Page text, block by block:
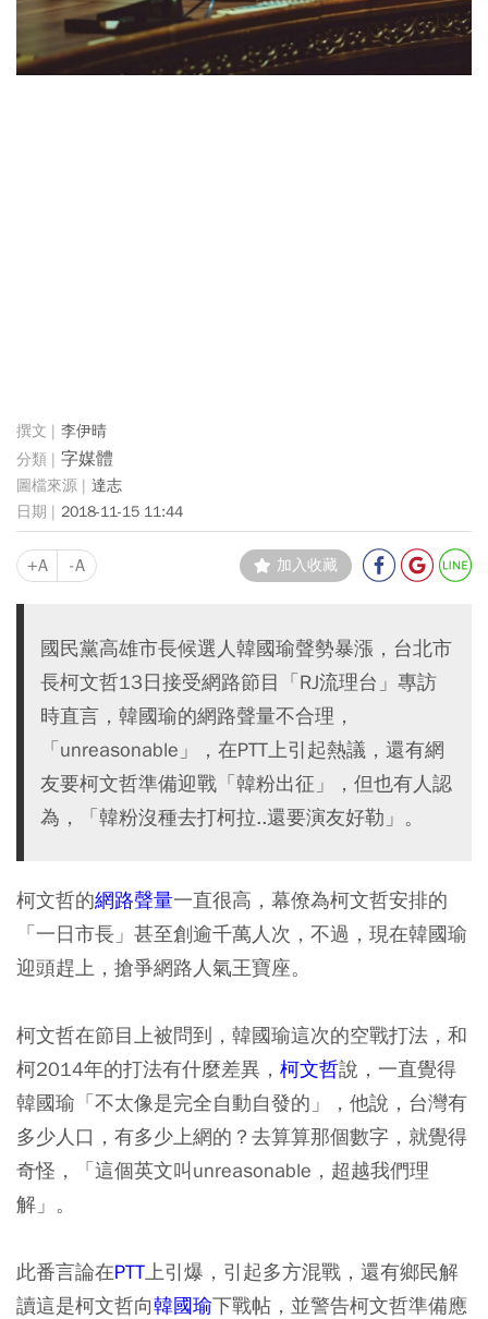
李伊晴
字媒體
達志
2018-11-15 11:44
+A -A 加入收藏
國民黨高雄市長候選人韓國瑜聲勢暴漲，台北市
長柯文哲13日接受網路節目「RJ流理台」專訪
時直言，韓國瑜的網路聲量不合理，
「unreasonable」，在PTT上引起熱議，還有網
友要柯文哲準備迎戰「韓粉出征」，但也有人認
為，「韓粉沒種去打柯拉..還要演友好勒」。
柯文哲的網路聲量一直很高，幕僚為柯文哲安排的
「一日市長」甚至創逾千萬人次，不過，現在韓國瑜
迎頭趕上，搶爭網路人氣王寶座。
柯文哲在節目上被問到，韓國瑜這次的空戰打法，和
柯2014年的打法有什麼差異， 柯文哲說，一直覺得
韓國瑜「不太像是完全自動自發的」，他說，台灣有
多少人口，有多少上網的？去算算那個數字，就覺得
奇怪，「這個英文叫unreasonable，超越我們理
解」。
此番言論在PTT上引爆，引起多方混戰，還有鄉民解
讀這是柯文哲向韓國瑜下戰帖，並警告柯文哲準備應